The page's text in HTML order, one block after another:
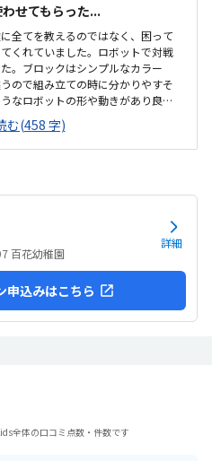
せてもらった...
全てを教えるのではなく、困って
くれていました。ロボットで対戦
。ブロックはシンプルなカラー
ので組み立ての時に分かりやすそ
なロボットの形や動きがあり良か
かりやすい場所にあるので助かり
習ってない兄弟が過ごしやすいと
なものが置いてないので集中でき
は今の物価で考えれば高いとは思
断すると思います。子どもが自発
は正直驚きました。最初からたく
触らせてもらったの...
む(458 字)
百花幼稚園
詳細
申込みはこちら
全体の口コミ点数・件数です